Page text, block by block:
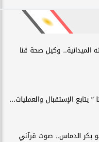
الميدانية.. وكيل صحة قنا
يتابع الإستقبال والعمليات...
بكر الدماس.. صوت قرآني